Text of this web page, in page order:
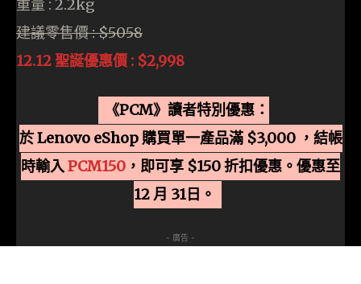
重量 : 2.2kg
建議零售價 : $5058
12.12 聖誕優惠價 : $2,998
《PCM》讀者特別優惠：
於 Lenovo eShop 購買單一產品滿 $3,000 ，結帳
時輸入PCM150 ，即可享 $150 折扣優惠。優惠至
12 月 31日。
- 廣告 -